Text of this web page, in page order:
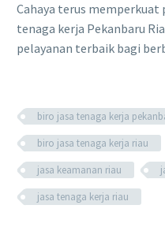
Cahaya terus memperkuat
tenaga kerja Pekanbaru
pelayanan terbaik bagi
biro jasa tenaga kerja
biro jasa tenaga kerja riau
jasa keamanan riau
jasa tenaga kerja riau